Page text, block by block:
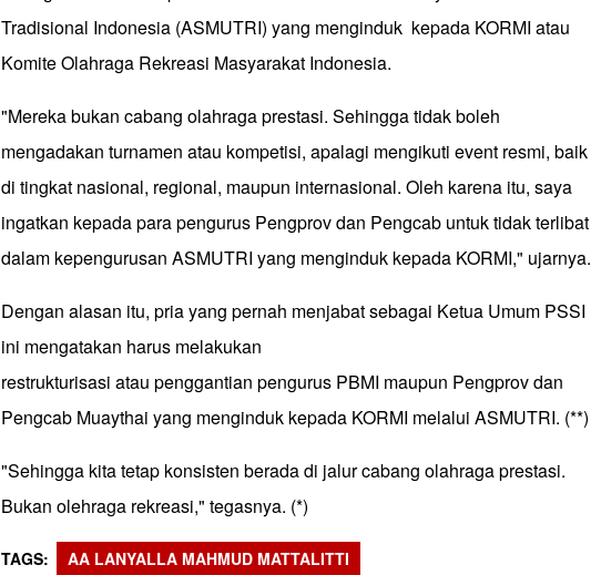
Tradisional Indonesia (ASMUTRI) yang menginduk kepada KORMI atau
Komite Olahraga Rekreasi Masyarakat Indonesia.
"Mereka bukan cabang olahraga prestasi. Sehingga tidak boleh
mengadakan turnamen atau kompetisi, apalagi mengikuti event resmi, baik
di tingkat nasional, regional, maupun internasional. Oleh karena itu, saya
ingatkan kepada para pengurus Pengprov dan Pengcab untuk tidak terlibat
dalam kepengurusan ASMUTRI yang menginduk kepada KORMI," ujarnya.
Dengan alasan itu, pria yang pernah menjabat sebagai Ketua Umum PSSI
ini mengatakan harus melakukan
restrukturisasi atau penggantian pengurus PBMI maupun Pengprov dan
Pengcab Muaythai yang menginduk kepada KORMI melalui ASMUTRI. (**)
"Sehingga kita tetap konsisten berada di jalur cabang olahraga prestasi.
Bukan olehraga rekreasi," tegasnya. (*)
TAGS AA LANYALLA MAHMUD MATTALITTI